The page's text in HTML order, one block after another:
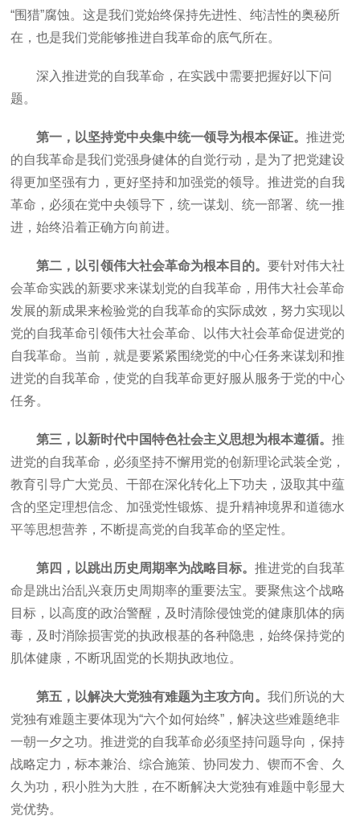
“围猎”腐蚀。这是我们党始终保持先进性、纯洁性的奥秘所
在，也是我们党能够推进自我革命的底气所在。
深入推进党的自我革命，在实践中需要把握好以下问
题。
第一，以坚持党中央集中统一领导为根本保证。推进党
的自我革命是我们党强身健体的自觉行动，是为了把党建设
得更加坚强有力，更好坚持和加强党的领导。推进党的自我
革命，必须在党中央领导下，统一谋划、统一部署、统一推
进，始终沿着正确方向前进。
第二，以引领伟大社会革命为根本目的。要针对伟大社
会革命实践的新要求来谋划党的自我革命，用伟大社会革命
发展的新成果来检验党的自我革命的实际成效，努力实现以
党的自我革命引领伟大社会革命、以伟大社会革命促进党的
自我革命。当前，就是要紧紧围绕党的中心任务来谋划和推
进党的自我革命，使党的自我革命更好服从服务于党的中心
任务。
第三，以新时代中国特色社会主义思想为根本遵循。推
进党的自我革命，必须坚持不懈用党的创新理论武装全党，
教育引导广大党员、干部在深化转化上下功夫，汲取其中蕴
含的坚定理想信念、加强党性锻炼、提升精神境界和道德水
平等思想营养，不断提高党的自我革命的坚定性。
第四，以跳出历史周期率为战略目标。推进党的自我革
命是跳出治乱兴衰历史周期率的重要法宝。要聚焦这个战略
目标，以高度的政治警醒，及时清除侵蚀党的健康肌体的病
毒，及时消除损害党的执政根基的各种隐患，始终保持党的
肌体健康，不断巩固党的长期执政地位。
第五，以解决大党独有难题为主攻方向。我们所说的大
党独有难题主要体现为“六个如何始终”，解决这些难题绝非
一朝一夕之功。推进党的自我革命必须坚持问题导向，保持
战略定力，标本兼治、综合施策、协同发力、锲而不舍、久
久为功，积小胜为大胜，在不断解决大党独有难题中彰显大
党优势。